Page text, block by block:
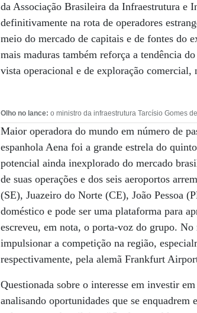
da Associação Brasileira da Infraestrutura e
definitivamente na rota de operadores
meio do mercado de capitais e de fontes do
mais maduras também reforça a tendência
vista operacional e de exploração comercial,
Olho no lance: o ministro da infraestrutura Tarcísio Gomes
Maior operadora do mundo em número de
espanhola Aena foi a grande estrela do
potencial ainda inexplorado do mercado
de suas operações e dos seis aeroportos
(SE), Juazeiro do Norte (CE), João Pessoa
doméstico e pode ser uma plataforma para
escreveu, em nota, o porta-voz do grupo. No
impulsionar a competição na região,
respectivamente, pela alemã Frankfurt
Questionada sobre o interesse em investir
analisando oportunidades que se